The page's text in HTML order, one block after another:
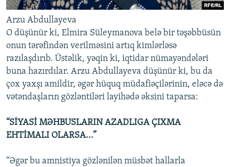
Arzu Abdullayeva
O düşünür ki, Elmira Süleymanova belə bir təşəbbüsün
onun tərəfindən verilməsini artıq kimlərləsə
razılaşdırıb. Üstəlik, yəqin ki, iqtidar nümayəndələri
buna hazırdılar. Arzu Abdullayeva düşünür ki, bu da
çox yaxşı amildir, əgər hüquq müdafiəçilərinin, eləcə də
vətəndaşların gözləntiləri layihədə əksini taparsa:
“SİYASİ MƏHBUSLARIN AZADLIGA ÇIXMA
EHTİMALI OLARSA...”
“Əgər bu amnistiya gözlənilən müsbət hallarla